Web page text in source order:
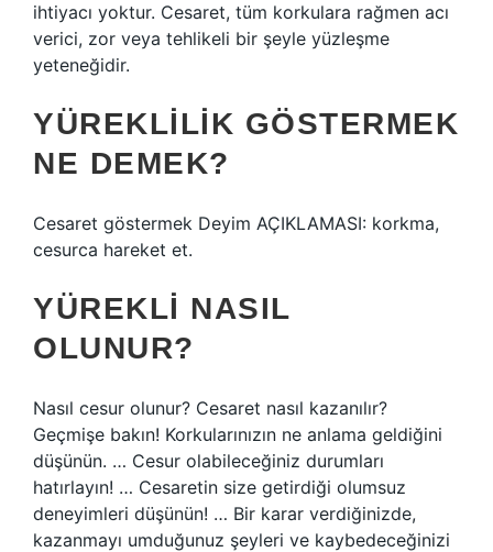
ihtiyacı yoktur. Cesaret, tüm korkulara rağmen acı
verici, zor veya tehlikeli bir şeyle yüzleşme
yeteneğidir.
YÜREKLILIK GÖSTERMEK
NE DEMEK?
Cesaret göstermek Deyim AÇIKLAMASI: korkma,
cesurca hareket et.
YÜREKLI NASIL
OLUNUR?
Nasıl cesur olunur? Cesaret nasıl kazanılır?
Geçmişe bakın! Korkularınızın ne anlama geldiğini
düşünün. … Cesur olabileceğiniz durumları
hatırlayın! … Cesaretin size getirdiği olumsuz
deneyimleri düşünün! … Bir karar verdiğinizde,
kazanmayı umduğunuz şeyleri ve kaybedeceğinizi